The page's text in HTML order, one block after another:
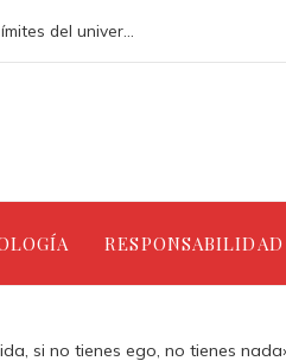
si no tienes ego, no tienes